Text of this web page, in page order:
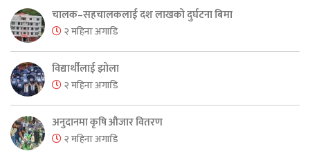
चालक–सहचालकलाई दश लाखको दुर्घटना बिमा
२ महिना अगाडि
विद्यार्थीलाई झोला
२ महिना अगाडि
अनुदानमा कृषि औजार वितरण
२ महिना अगाडि